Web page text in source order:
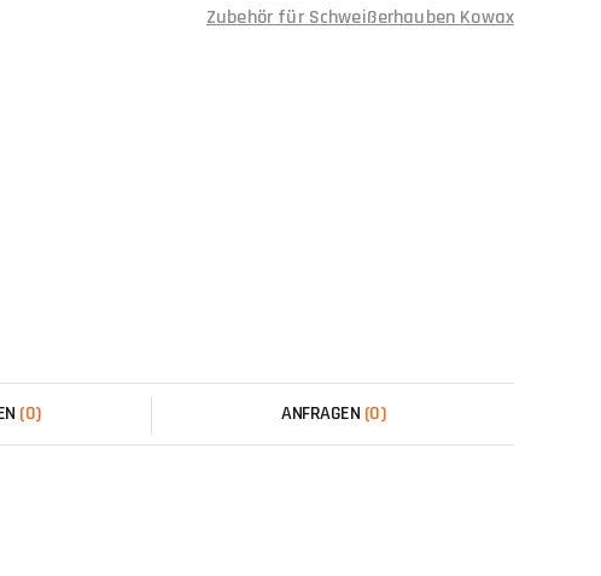
Zubehör für Schweißerhauben Kowax
(0) ANFRAGEN (0)